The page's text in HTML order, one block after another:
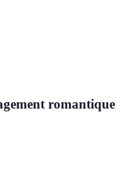
romantique